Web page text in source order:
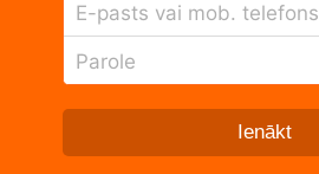
E-pasts vai mob. telefons
Parole
Ienākt